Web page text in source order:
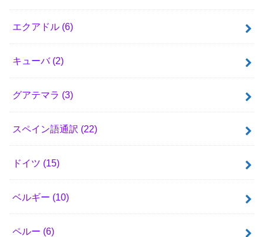
エクアドル (6)
キューバ (2)
グアテマラ (3)
スペイン語通訳 (22)
ドイツ (15)
ベルギー (10)
ペルー (6)